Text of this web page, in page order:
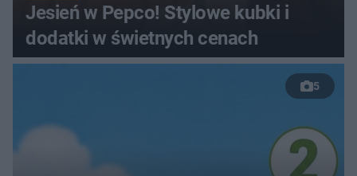
Jesień w Pepco! Stylowe kubki i
dodatki w świetnych cenach
5